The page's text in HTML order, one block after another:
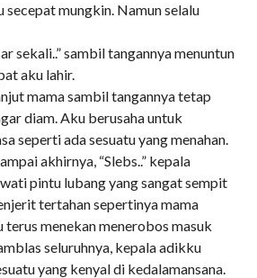
secepat mungkin. Namun selalu
sekali..” sambil tangannya menuntun
aku lahir.
mama sambil tangannya tetap
diam. Aku berusaha untuk
seperti ada sesuatu yang menahan.
akhirnya, “Slebs..” kepala
pintu lubang yang sangat sempit
tertahan sepertinya mama
terus menekan menerobos masuk
seluruhnya, kepala adikku
yang kenyal di kedalamansana.